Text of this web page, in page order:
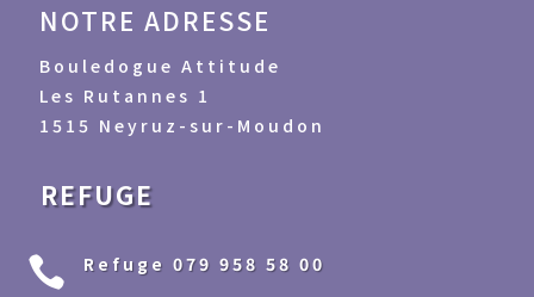
NOTRE ADRESSE
Bouledogue Attitude
Les Rutannes 1
1515 Neyruz-sur-Moudon
REFUGE
 Refuge 079 958 58 00